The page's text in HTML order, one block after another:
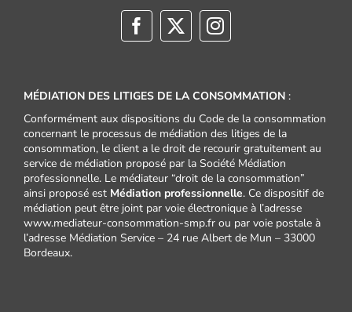
MÉDIATION DES LITIGES DE LA CONSOMMATION:
Conformément aux dispositions du Code de la consommation
concernant le processus de médiation des litiges de la
consommation, le client a le droit de recourir gratuitement au
service de médiation proposé par la Société Médiation
professionnelle. Le médiateur “droit de la consommation”
ainsi proposé est Médiation professionnelle. Ce dispositif de
médiation peut être joint par voie électronique à l’adresse
www.mediateur-consommation-smp.fr ou par voie postale à
l’adresse Médiation Service – 24 rue Albert de Mun – 33000
Bordeaux.